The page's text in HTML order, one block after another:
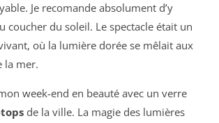
Je recomande absolument d’y
coucher du soleil. Le spectacle était un
où la lumière dorée se mêlait aux
la mer.
week-end en beauté avec un verre
de la ville. La magie des lumières